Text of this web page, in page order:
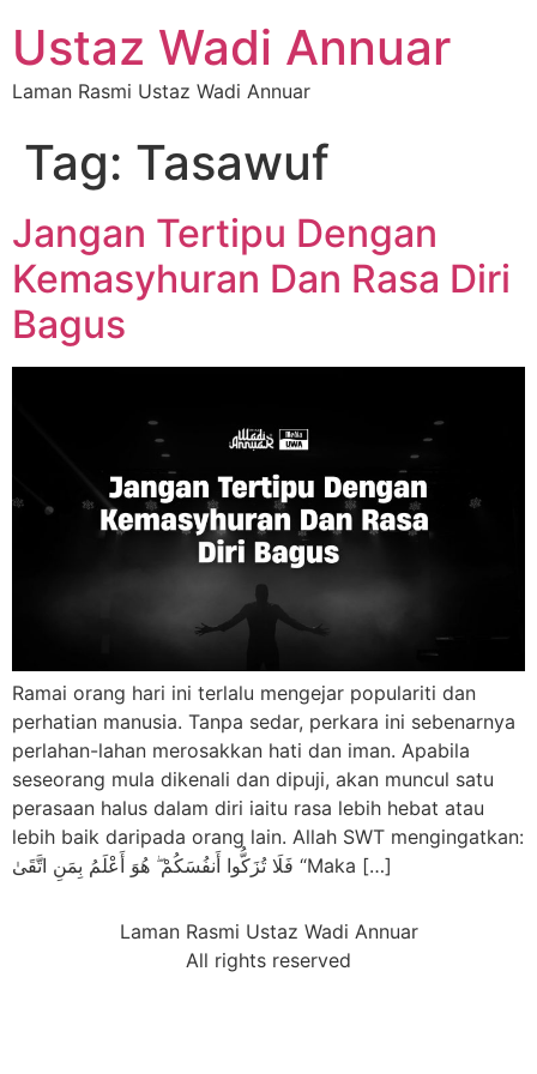
Ustaz Wadi Annuar
Laman Rasmi Ustaz Wadi Annuar
Tag: Tasawuf
Jangan Tertipu Dengan
Kemasyhuran Dan Rasa Diri
Bagus
Ramai orang hari ini terlalu mengejar populariti dan
perhatian manusia. Tanpa sedar, perkara ini sebenarnya
perlahan-lahan merosakkan hati dan iman. Apabila
seseorang mula dikenali dan dipuji, akan muncul satu
perasaan halus dalam diri iaitu rasa lebih hebat atau
lebih baik daripada orang lain. Allah SWT mengingatkan:
فَلَا تُزَكُّوا أَنفُسَكُمْ ۖ هُوَ أَعْلَمُ بِمَنِ اتَّقَىٰ “Maka […]
Laman Rasmi Ustaz Wadi Annuar
All rights reserved